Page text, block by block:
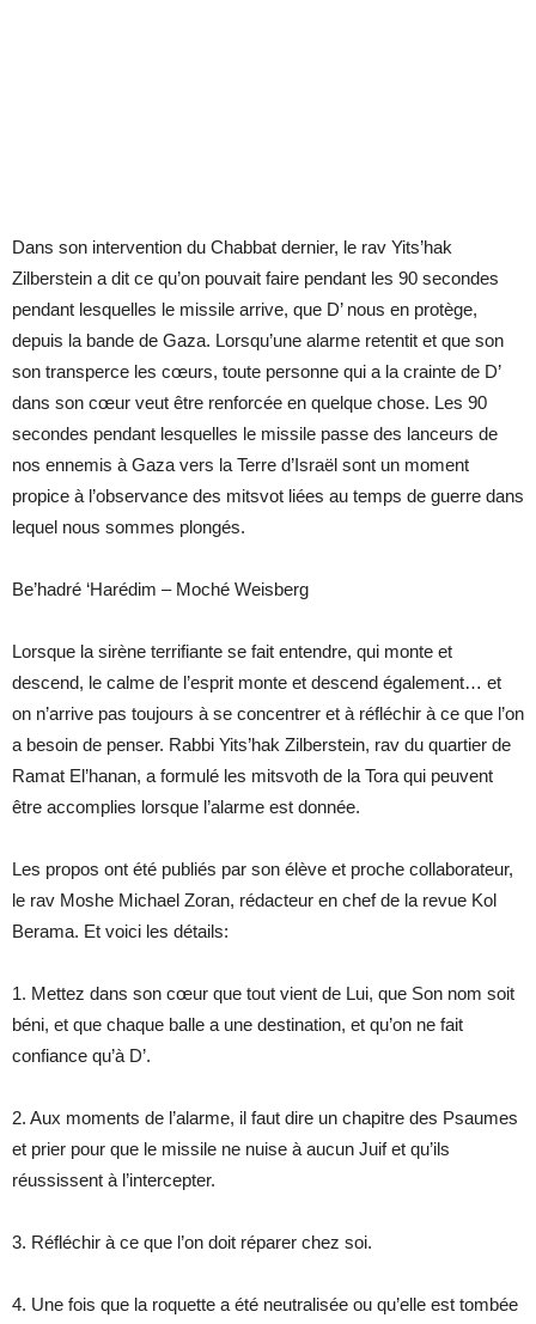
Dans son intervention du Chabbat dernier, le rav Yits’hak
Zilberstein a dit ce qu’on pouvait faire pendant les 90 secondes
pendant lesquelles le missile arrive, que D’ nous en protège,
depuis la bande de Gaza. Lorsqu’une alarme retentit et que son
son transperce les cœurs, toute personne qui a la crainte de D’
dans son cœur veut être renforcée en quelque chose. Les 90
secondes pendant lesquelles le missile passe des lanceurs de
nos ennemis à Gaza vers la Terre d’Israël sont un moment
propice à l’observance des mitsvot liées au temps de guerre dans
lequel nous sommes plongés.
Be’hadré ‘Harédim – Moché Weisberg
Lorsque la sirène terrifiante se fait entendre, qui monte et
descend, le calme de l’esprit monte et descend également… et
on n’arrive pas toujours à se concentrer et à réfléchir à ce que l’on
a besoin de penser. Rabbi Yits’hak Zilberstein, rav du quartier de
Ramat El’hanan, a formulé les mitsvoth de la Tora qui peuvent
être accomplies lorsque l’alarme est donnée.
Les propos ont été publiés par son élève et proche collaborateur,
le rav Moshe Michael Zoran, rédacteur en chef de la revue Kol
Berama. Et voici les détails:
1. Mettez dans son cœur que tout vient de Lui, que Son nom soit
béni, et que chaque balle a une destination, et qu’on ne fait
confiance qu’à D’.
2. Aux moments de l’alarme, il faut dire un chapitre des Psaumes
et prier pour que le missile ne nuise à aucun Juif et qu’ils
réussissent à l’intercepter.
3. Réfléchir à ce que l’on doit réparer chez soi.
4. Une fois que la roquette a été neutralisée ou qu’elle est tombée